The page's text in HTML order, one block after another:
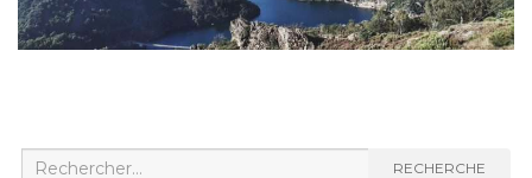
Recherche
RECHERCHE